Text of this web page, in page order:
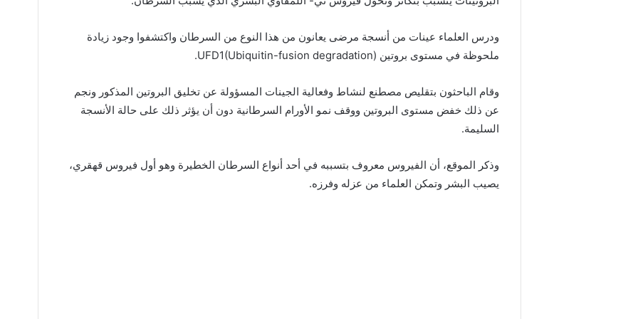
ودرس العلماء عينات من أنسجة مرضى يعانون من هذا النوع من السرطان واكتشفوا وجود زيادة
ملحوظة في مستوى بروتين UFD1(Ubiquitin-fusion degradation).
وقام الباحثون بتقليص مصطنع لنشاط وفعالية الجينات المسؤولة عن تخليق البروتين المذكور ونجم
عن ذلك خفض مستوى البروتين ووقف نمو الأورام السرطانية دون أن يؤثر ذلك على حالة الأنسجة
السليمة.
وذكر الموقع، أن الفيروس معروف بتسببه في أحد أنواع السرطان الخطيرة وهو أول فيروس قهقري،
يصيب البشر وتمكن العلماء من عزله وفرزه.